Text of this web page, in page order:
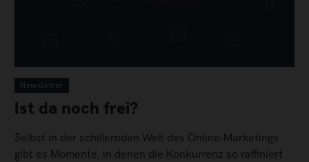
Newsletter
Ist da noch frei?
Selbst in der schillernden Welt des Online-Marketings
gibt es Momente, in denen die Konkurrenz so raffiniert